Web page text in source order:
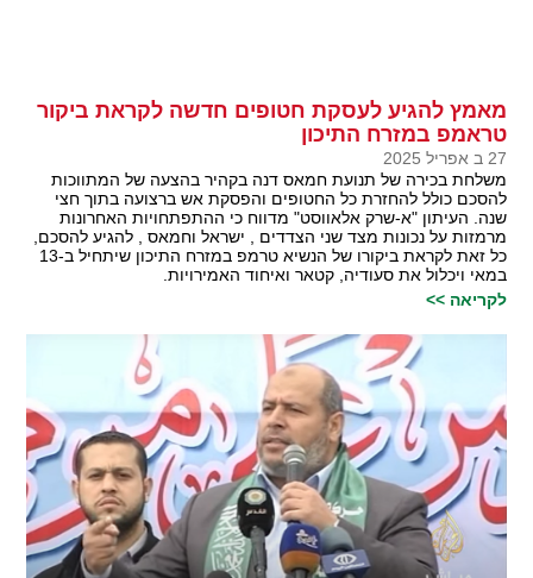
מאמץ להגיע לעסקת חטופים חדשה לקראת ביקור
טראמפ במזרח התיכון
27 ב אפריל 2025
משלחת בכירה של תנועת חמאס דנה בקהיר בהצעה של המתווכות
להסכם כולל להחזרת כל החטופים והפסקת אש ברצועה בתוך חצי
שנה. העיתון "א-שרק אלאווסט" מדווח כי ההתפתחויות האחרונות
מרמזות על נכונות מצד שני הצדדים , ישראל וחמאס , להגיע להסכם,
כל זאת לקראת ביקורו של הנשיא טרמפ במזרח התיכון שיתחיל ב-13
במאי ויכלול את סעודיה, קטאר ואיחוד האמירויות.
לקריאה >>